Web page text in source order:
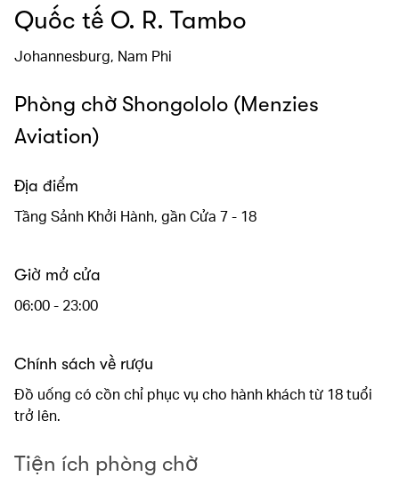
Quốc tế O. R. Tambo
Johannesburg, Nam Phi
Phòng chờ Shongololo (Menzies
Aviation)
Địa điểm
Tầng Sảnh Khởi Hành, gần Cửa 7 - 18
Giờ mở cửa
06:00 - 23:00
Chính sách về rượu
Đồ uống có cồn chỉ phục vụ cho hành khách từ 18 tuổi
trở lên.
Tiện ích phòng chờ